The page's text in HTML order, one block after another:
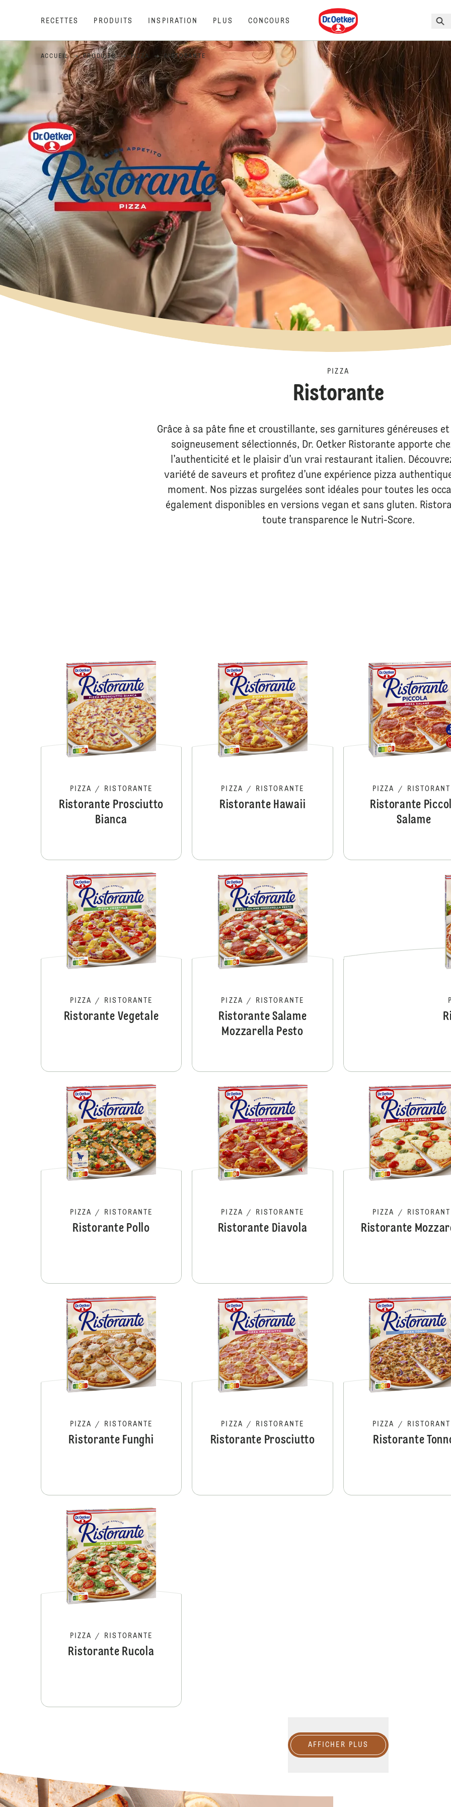
RECETTES PRODUITS INSPIRATION PLUS CONCOURS
Dr. Oetker
ACCUEIL PRODUITS PIZZA RISTORANTE
PIZZA
Ristorante
Grâce à sa pâte fine et croustillante, ses garnitures généreuses
soigneusement sélectionnés, Dr. Oetker Ristorante apporte
l’authenticité et le plaisir d’un vrai restaurant italien.
variété de saveurs et profitez d’une expérience pizza
moment. Nos pizzas surgelées sont idéales pour toutes les
également disponibles en versions vegan et sans gluten.
toute transparence le Nutri-Score.
Ristorante Prosciutto Bianca
PIZZA / RISTORANTE
Ristorante Prosciutto
Bianca
PIZZA / RISTORANTE
Ristorante Hawaii
PIZZA /
Ristorante
Salame
PIZZA / RISTORANTE
Ristorante Vegetale
PIZZA / RISTORANTE
Ristorante Salame
Mozzarella Pesto
Ristorante Pollo
PIZZA / RISTORANTE
Ristorante Pollo
PIZZA / RISTORANTE
Ristorante Diavola
PIZZA /
Ristorante
Ristorante Funghi
PIZZA / RISTORANTE
Ristorante Funghi
PIZZA / RISTORANTE
Ristorante Prosciutto
PIZZA /
Ristorante
PIZZA / RISTORANTE
Ristorante Rucola
AFFICHER PLUS